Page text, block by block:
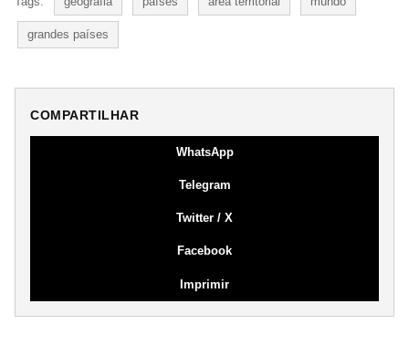
grandes países
COMPARTILHAR
WhatsApp
Telegram
Twitter / X
Facebook
Imprimir